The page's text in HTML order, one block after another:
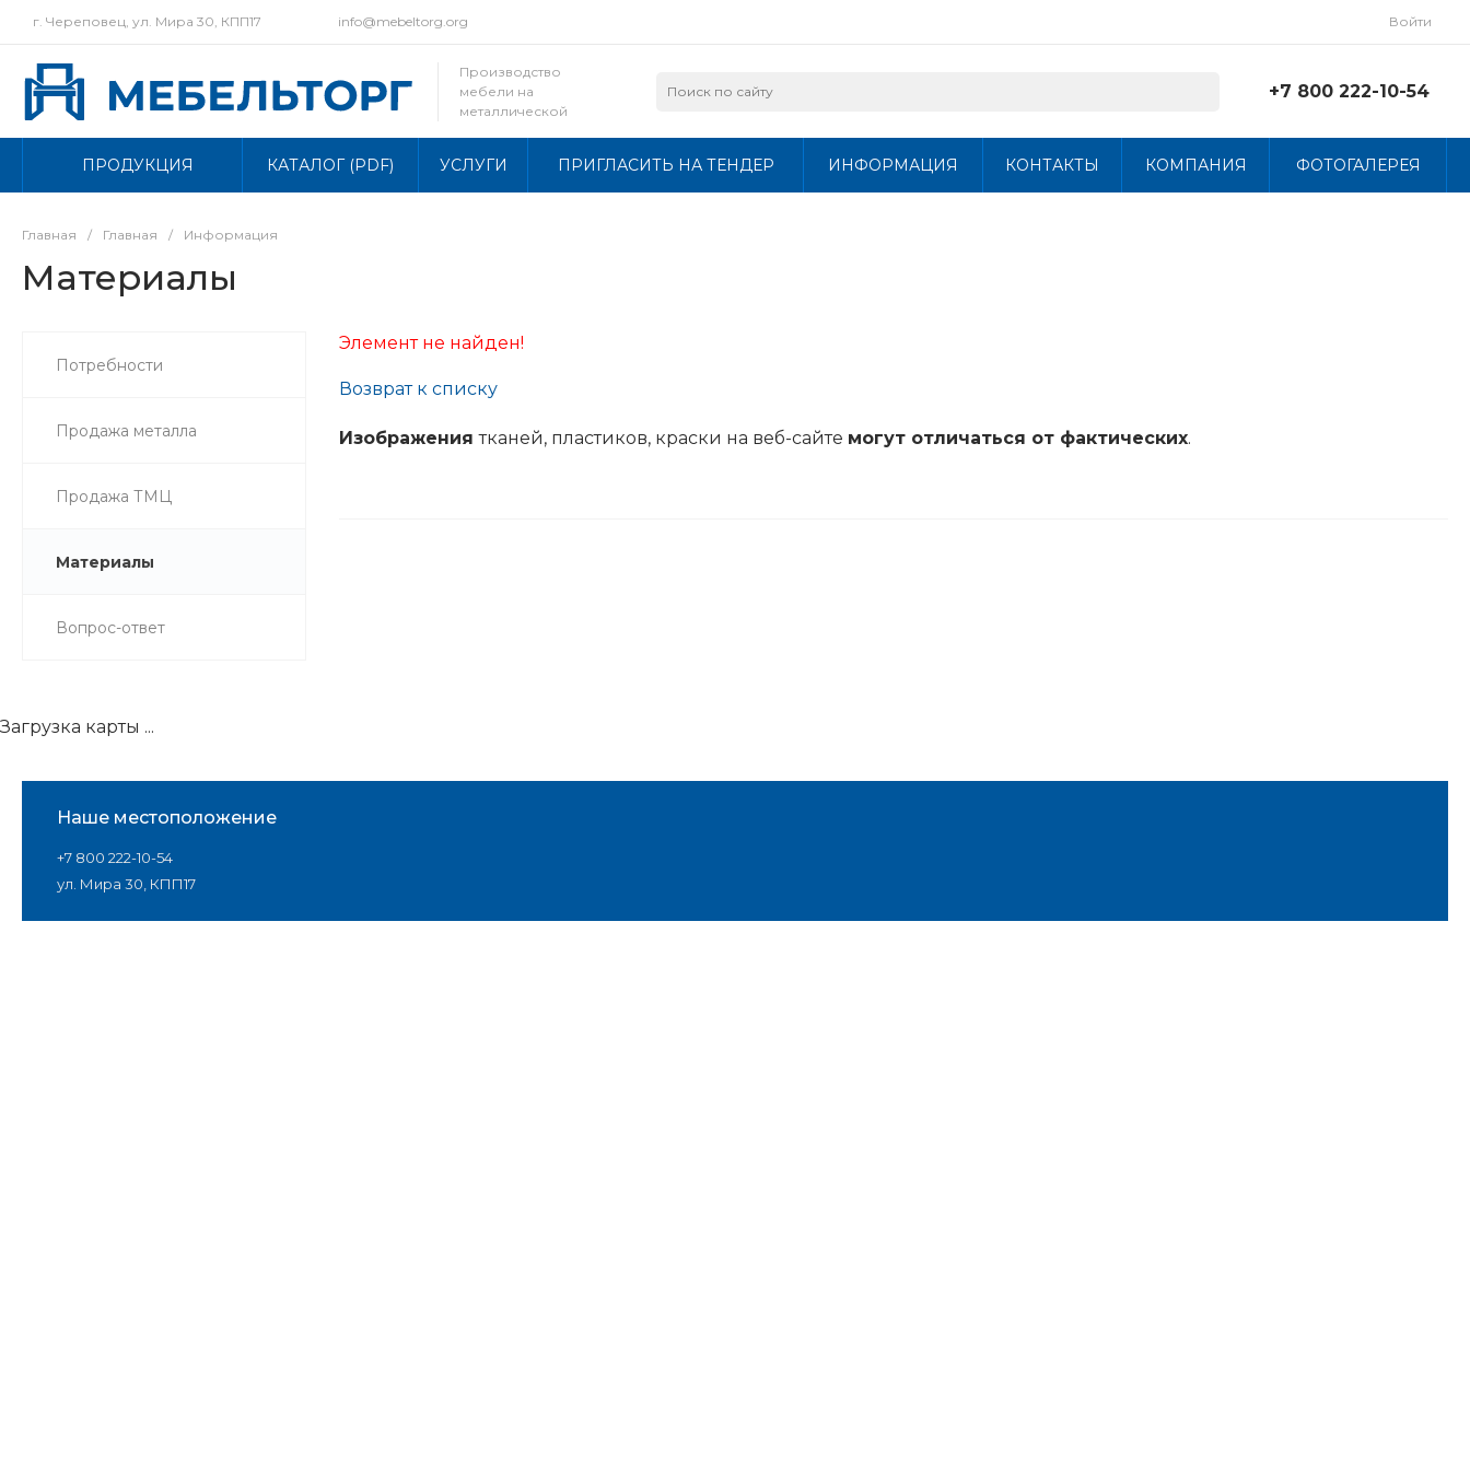
г. Череповец, ул. Мира 30, КПП17 info@mebeltorg.org Войти
Производство
мебели на
металлической
+7 800 222-10-54
+7 800 222-10-54
30, КПП17
ПРОДУКЦИЯ КАТАЛОГ (PDF) УСЛУГИ ПРИГЛАСИТЬ НА ТЕНДЕР ИНФОРМАЦИЯ КОНТАКТЫ КОМПАНИЯ ФОТОГАЛЕРЕЯ
Главная / Главная / Информация
Материалы
Потребности
Продажа металла
Продажа ТМЦ
Материалы
Вопрос-ответ
Элемент не найден!
Возврат к списку
Изображениятканей, пластиков, краски на веб-сайте могут отличаться от фактических.
Наше местоположение
+7 800 222-10-54
ул. Мира 30, КПП17
Загрузка карты ...